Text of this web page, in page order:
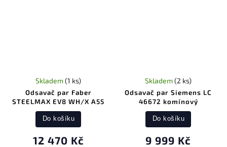
Odsavač par Faber
STEELMAX EV8 WH/X A55
Skladem(1 ks)
12 470 Kč
Do košíku
Odsavač par Siemens LC
46672 komínový
Skladem(2 ks)
9 999 Kč
Do košíku